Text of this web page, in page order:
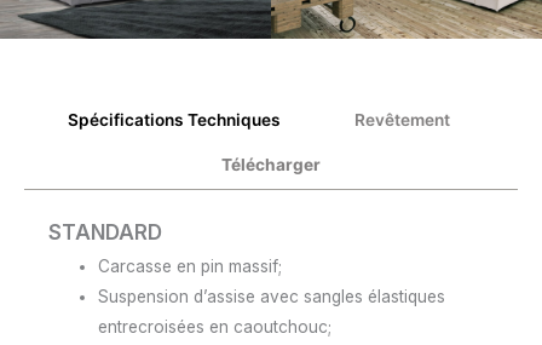
Spécifications Techniques Revêtement
Télécharger
STANDARD
Carcasse en pin massif;
Suspension d’assise avec sangles élastiques
entrecroisées en caoutchouc;